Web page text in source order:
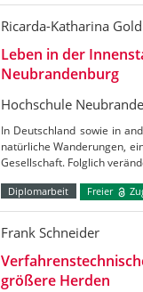
Ricarda-Katharina
Leben in der
Neubrandenburg
Hochschule
In Deutschland sowie in
natürliche Wanderungen,
Gesellschaft. Folglich
Diplomarbeit Freier
Frank Schneider
größere Herden